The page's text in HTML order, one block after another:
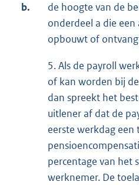
b.
de hoogte van de
onderdeel a die
opbouwt of
5. Als de payroll
of kan worden bij
dan spreekt het
uitlener af dat de
eerste werkdag
percentage van het
werknemer. De